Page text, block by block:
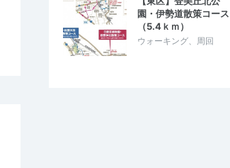
園・伊勢道散策コース
（5.4ｋｍ）
ウォーキング、周回